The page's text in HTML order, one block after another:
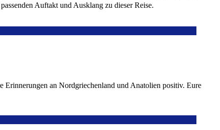
Auftakt und Ausklang zu dieser Reise.
Erinnerungen an Nordgriechenland und Anatolien positiv. Eure